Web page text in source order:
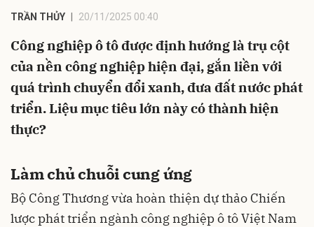
TRẦN THỦY 20/11/2025 00:40
Công nghiệp ô tô được định hướng là trụ cột
của nền công nghiệp hiện đại, gắn liền với
quá trình chuyển đổi xanh, đưa đất nước phát
triển. Liệu mục tiêu lớn này có thành hiện
thực?
Làm chủ chuỗi cung ứng
Bộ Công Thương vừa hoàn thiện dự thảo Chiến
lược phát triển ngành công nghiệp ô tô Việt Nam
Hủy